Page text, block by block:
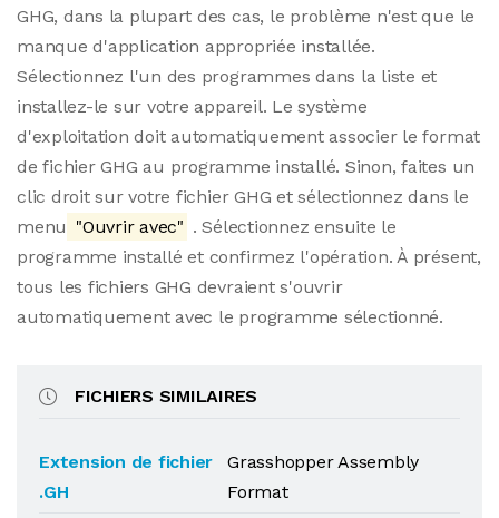
GHG, dans la plupart des cas, le problème n'est que le
manque d'application appropriée installée.
Sélectionnez l'un des programmes dans la liste et
installez-le sur votre appareil. Le système
d'exploitation doit automatiquement associer le format
de fichier GHG au programme installé. Sinon, faites un
clic droit sur votre fichier GHG et sélectionnez dans le
menu "Ouvrir avec" . Sélectionnez ensuite le
programme installé et confirmez l'opération. À présent,
tous les fichiers GHG devraient s'ouvrir
automatiquement avec le programme sélectionné.
FICHIERS SIMILAIRES
Extension de fichier
.GH
Grasshopper Assembly
Format